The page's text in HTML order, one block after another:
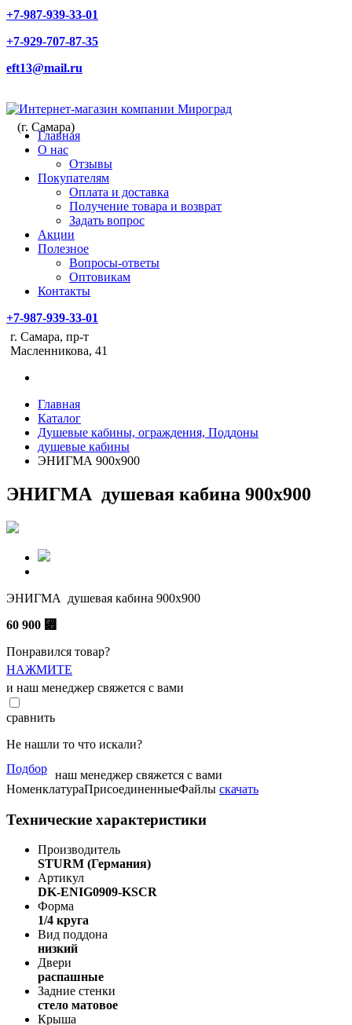
+7-987-939-33-01
+7-929-707-87-35
eft13@mail.ru
(г. Самара)
Главная
О нас
Отзывы
Покупателям
Оплата и доставка
Получение товара и возврат
Задать вопрос
Акции
Полезное
Вопросы-ответы
Оптовикам
Контакты
+7-987-939-33-01
г. Самара, пр-т
Масленникова, 41
Главная
Каталог
Душевые кабины, ограждения, Поддоны
душевые кабины
ЭНИГМА 900х900
ЭНИГМА душевая кабина 900х900
ЭНИГМА душевая кабина 900х900
60 900 ⃏
Понравился товар?
НАЖМИТЕ
и наш менеджер свяжется с вами
сравнить
Не нашли то что искали?
Подбор наш менеджер свяжется с вами
НоменклатураПрисоединенныеФайлы скачать
Технические характеристики
Производитель
STURM (Германия)
Артикул
DK-ENIG0909-KSCR
Форма
1/4 круга
Вид поддона
низкий
Двери
распашные
Задние стенки
стело матовое
Крыша